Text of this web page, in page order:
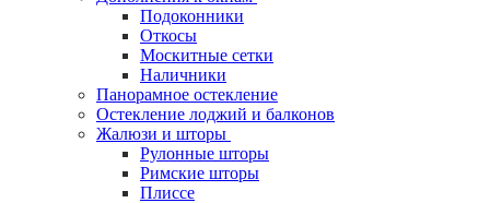
Подоконники
Откосы
Москитные сетки
Наличники
Панорамное остекление
Остекление лоджий и балконов
Жалюзи и шторы
Рулонные шторы
Римские шторы
Плиссе